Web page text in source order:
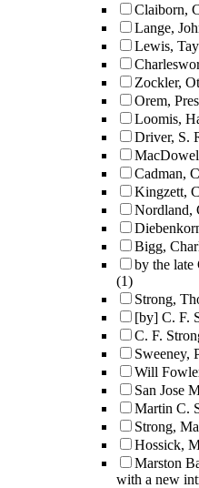
Claiborn,
Lange,
Lewis,
Zockler,
Orem,
Loomis,
Driver, S.
Cadman,
Kingzett,
Nordland,
Bigg,
by the late
(1)
Strong,
[by] C. F.
C. F.
Sweeney,
Will
San Jose
Martin C.
Strong,
Hossick,
Marston
with a new